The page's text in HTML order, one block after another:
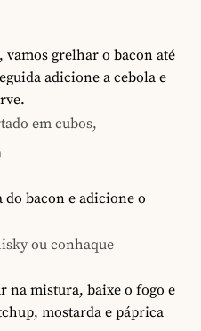
vamos grelhar o bacon até
adicione a cebola e
em cubos,
bacon e adicione o
ou conhaque
na mistura, baixe o fogo e
mostarda e páprica